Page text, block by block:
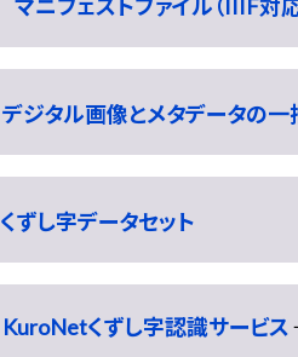
マニフェストファイル（IIIF対
デジタル画像とメタデータの一
くずし字データセット
KuroNetくずし字認識サービス